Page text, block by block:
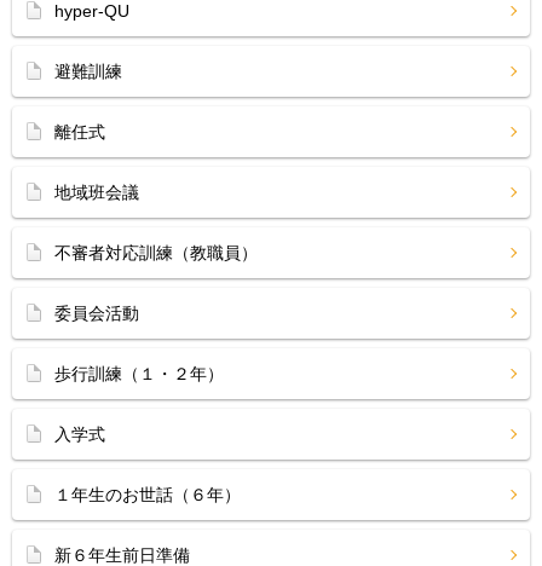
hyper-QU
避難訓練
離任式
地域班会議
不審者対応訓練（教職員）
委員会活動
歩行訓練（１・２年）
入学式
１年生のお世話（６年）
新６年生前日準備